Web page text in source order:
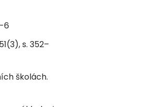
6
s. 352–
školách.